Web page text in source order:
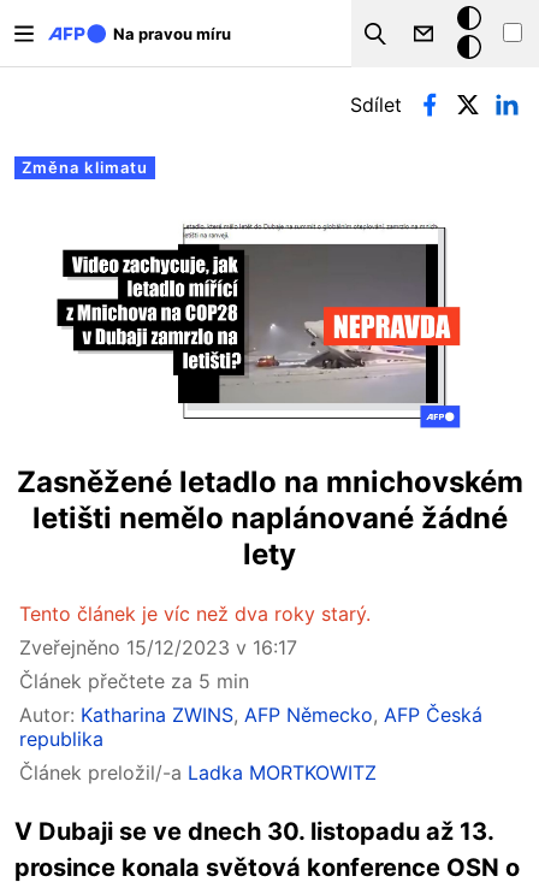
Na pravou míru
Search
Tmavý
režim
Hlavní záložky
Změna klimatu
Sdílet
Zasněžené letadlo na mnichovském
letišti nemělo naplánované žádné
lety
Tento článek je víc než dva roky starý.
Zveřejněno 15/12/2023 v 16:17
Článek přečtete za 5 min
Autor: Katharina ZWINS, AFP Německo, AFP Česká
republika
Článek preložil/-a Ladka MORTKOWITZ
V Dubaji se ve dnech 30. listopadu až 13.
prosince konala světová konference OSN o